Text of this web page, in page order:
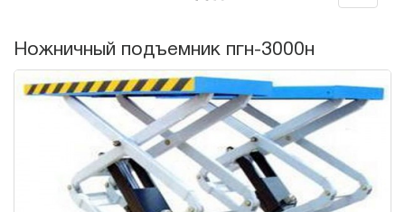
Ножничный подъемник пгн-3000н